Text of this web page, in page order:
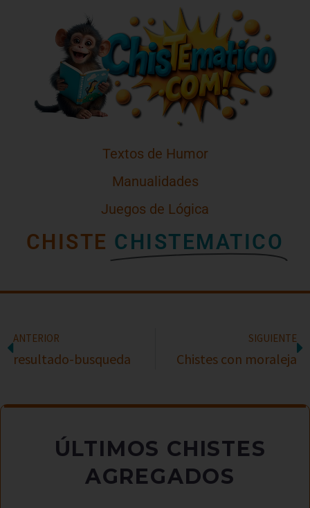
Textos de Humor
Manualidades
Juegos de Lógica
CHISTE CHISTEMATICO
ANTERIOR
resultado-busqueda
SIGUIENTE
Chistes con moraleja
ÚLTIMOS CHISTES
AGREGADOS